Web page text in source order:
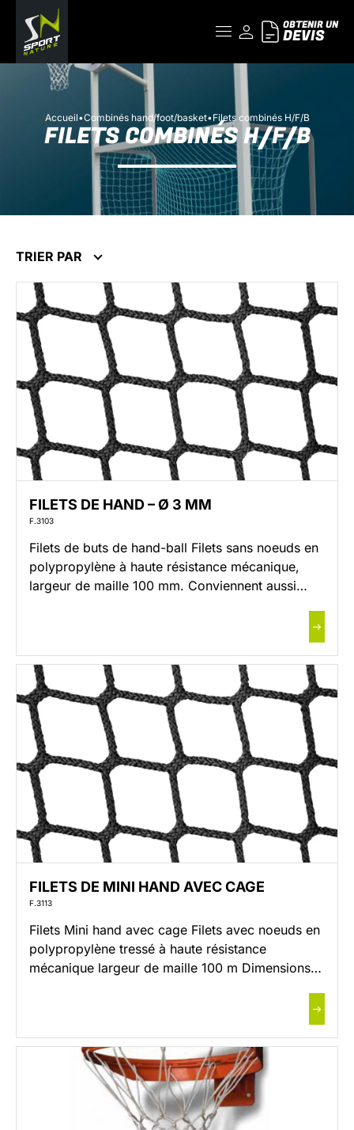
OBTENIR UN
DEVIS
Accueil•Combinés hand/foot/basket•Filets combinés H/F/B
FILETS COMBINÉS H/F/B
TRIER PAR
FILETS DE HAND – Ø 3 MM
F.3103
Filets de buts de hand-ball Filets sans noeuds en
polypropylène à haute résistance mécanique,
largeur de maille 100 mm. Conviennent aussi
profondeur basse 1.00 m
FILETS DE MINI HAND AVEC CAGE
F.3113
Filets Mini hand avec cage Filets avec noeuds en
polypropylène tressé à haute résistance
mécanique largeur de maille 100 m Dimensions